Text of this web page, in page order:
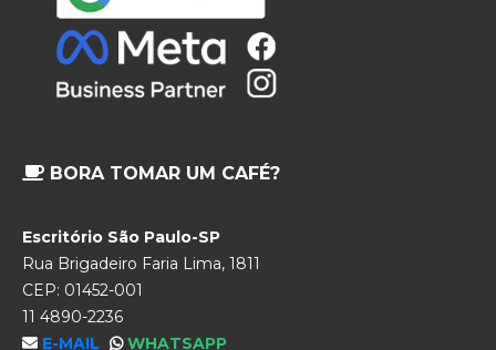
BORA TOMAR UM CAFÉ?
Escritório São Paulo-SP
Rua Brigadeiro Faria Lima, 1811
CEP: 01452-001
11 4890-2236
E-MAIL
WHATSAPP